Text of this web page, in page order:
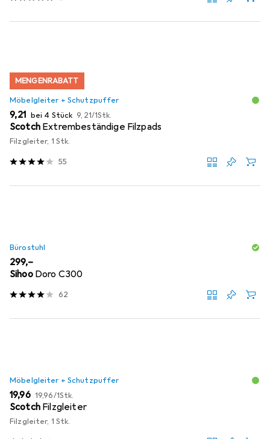
MENGENRABATT
Möbelgleiter + Schutzpuffer
EUR
9,21 bei 4 Stück EUR
9,21/1Stk.
Scotch Extrembeständige Filzpads
Filzgleiter, 1 Stk.
55
Bürostuhl
EUR
299,–
Sihoo Doro C300
62
Möbelgleiter + Schutzpuffer
EUR
19,96 EUR
19,96/1Stk.
Scotch Filzgleiter
Filzgleiter, 1 Stk.